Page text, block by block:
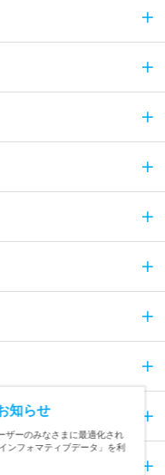
知らせ
ザーのみなさまに最適化され
ンフォマティブデータ」を利